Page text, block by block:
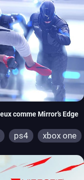
comme Mirror’s Edge
ps4 xbox one